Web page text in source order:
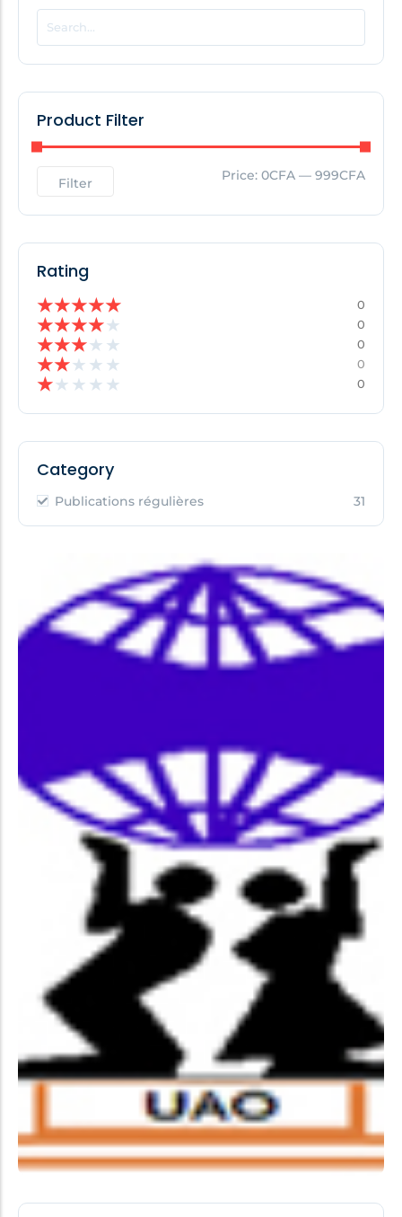
POPULAR THIS WEEK
No Posts Found!
No Posts Found!
Product Filter
Filter Price: 0CFA — 999CFA
Rating
★★★★★ 0
★★★★★ 0
★★★★ ★ 0
★★★ ★ ★ 0
★★ ★ ★ ★ 0
Category
Publications régulières 31